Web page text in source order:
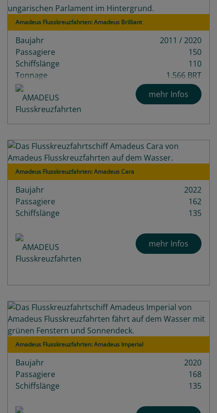
Amadeus Flusskreuzfahrten: Amadeus Brilliant
Baujahr
2011 / 2020
Passagiere
150
Schiffslänge
110
Tonnage
1.566 BRT
mehr Infos
Amadeus Flusskreuzfahrten: Amadeus Cara
Baujahr
2022
Passagiere
162
Schiffslänge
135
mehr Infos
Amadeus Flusskreuzfahrten: Amadeus Imperial
Baujahr
2020
Passagiere
168
Schiffslänge
135